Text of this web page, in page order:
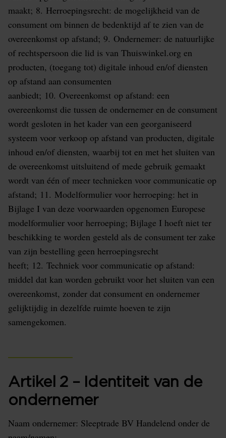
maakt; 8. Herroepingsrecht: de mogelijkheid van de
consument om binnen de bedenktijd af te zien van de
overeenkomst op afstand; 9. Ondernemer: de natuurlijke
of rechtspersoon die lid is van Thuiswinkel.org en
producten, (toegang tot) digitale inhoud en/of diensten
op afstand aan consumenten
aanbiedt; 10. Overeenkomst op afstand: een
overeenkomst die tussen de ondernemer en de consument
wordt gesloten in het kader van een georganiseerd
systeem voor verkoop op afstand van producten, digitale
inhoud en/of diensten, waarbij tot en met het sluiten van
de overeenkomst uitsluitend of mede gebruik gemaakt
wordt van één of meer technieken voor communicatie op
afstand; 11. Modelformulier voor herroeping: het in
Bijlage I van deze voorwaarden opgenomen Europese
modelformulier voor herroeping; Bijlage I hoeft niet ter
beschikking te worden gesteld als de consument ter zake
van zijn bestelling geen herroepingsrecht
heeft; 12. Techniek voor communicatie op afstand:
middel dat kan worden gebruikt voor het sluiten van een
overeenkomst, zonder dat consument en ondernemer
gelijktijdig in dezelfde ruimte hoeven te zijn
samengekomen.
Artikel 2 – Identiteit van de
ondernemer
Naam ondernemer: Sleeptrade BV Handelend onder de